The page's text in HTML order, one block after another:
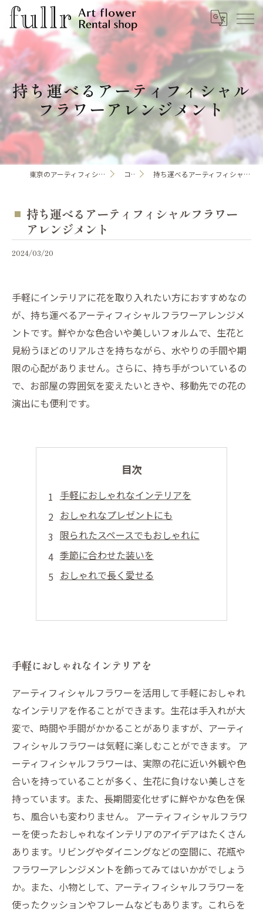
持ち運べるアーティフィシャル
フラワーアレンジメント
東京のアーティフィシャルフラワーならfullr コラム 持ち運べるアーティフィシャルフラワーアレンジメント
持ち運べるアーティフィシャルフラワー
アレンジメント
2024/03/20
手軽にインテリアに花を取り入れたい方におすすめなの
が、持ち運べるアーティフィシャルフラワーアレンジメ
ントです。鮮やかな色合いや美しいフォルムで、生花と
見紛うほどのリアルさを持ちながら、水やりの手間や期
限の心配がありません。さらに、持ち手がついているの
で、お部屋の雰囲気を変えたいときや、移動先での花の
演出にも便利です。
目次
手軽におしゃれなインテリアを
おしゃれなプレゼントにも
限られたスペースでもおしゃれに
季節に合わせた装いを
おしゃれで長く愛せる
手軽におしゃれなインテリアを
アーティフィシャルフラワーを活用して手軽におしゃれ
なインテリアを作ることができます。生花は手入れが大
変で、時間や手間がかかることがありますが、アーティ
フィシャルフラワーは気軽に楽しむことができます。 ア
ーティフィシャルフラワーは、実際の花に近い外観や色
合いを持っていることが多く、生花に負けない美しさを
持っています。また、長期間変化せずに鮮やかな色を保
ち、風合いも変わりません。 アーティフィシャルフラワ
ーを使ったおしゃれなインテリアのアイデアはたくさん
あります。リビングやダイニングなどの空間に、花瓶や
フラワーアレンジメントを飾ってみてはいかがでしょう
か。また、小物として、アーティフィシャルフラワーを
使ったクッションやフレームなどもあります。これらを